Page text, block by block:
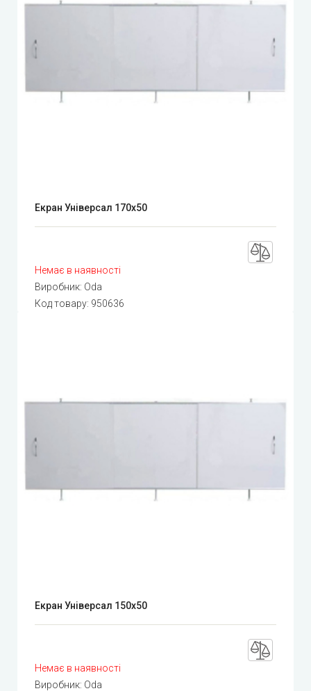
Екран Універсал 170x50
Немає в наявності
Виробник: Oda
Код товару: 950636
Екран Універсал 150x50
Немає в наявності
Виробник: Oda